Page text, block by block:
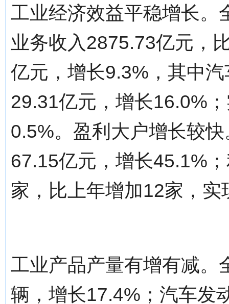
工业经济效益平稳增长。
业务收入2875.73亿元，
亿元，增长9.3%，其中
29.31亿元，增长16.0%
0.5%。盈利大户增长较
67.15亿元，增长45.1%
家，比上年增加12家，
工业产品产量有增有减。
辆，增长17.4%；汽车发